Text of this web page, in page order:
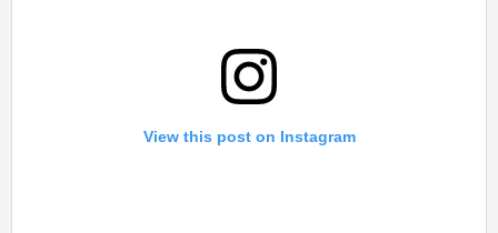
View this post on Instagram